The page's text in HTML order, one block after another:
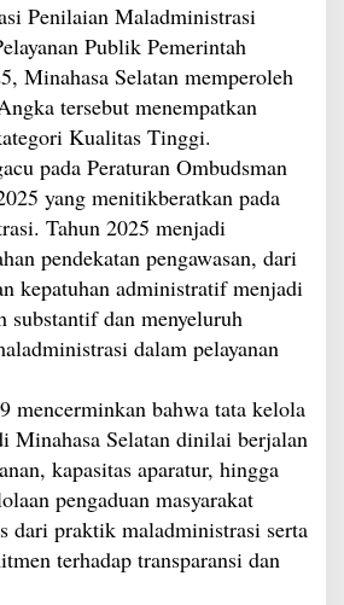
Penilaian Maladministrasi
Publik Pemerintah
Minahasa Selatan memperoleh
tersebut menempatkan
Kualitas Tinggi.
pada Peraturan Ombudsman
yang menitikberatkan pada
Tahun 2025 menjadi
pendekatan pengawasan, dari
kepatuhan administratif menjadi
substantif dan menyeluruh
dalam pelayanan
mencerminkan bahwa tata kelola
Minahasa Selatan dinilai berjalan
kapasitas aparatur, hingga
pengaduan masyarakat
dari praktik maladministrasi serta
terhadap transparansi dan